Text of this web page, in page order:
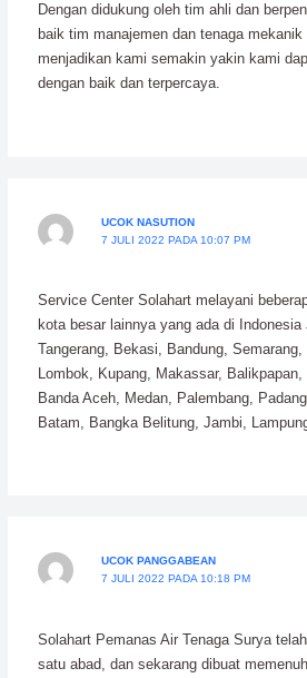
Dengan didukung oleh tim ahli dan
baik tim manajemen dan tenaga mekanik
menjadikan kami semakin yakin kami
dengan baik dan terpercaya.
UCOK NASUTION
7 JULI 2022 PADA 10:07 PM
Service Center Solahart melayani
kota besar lainnya yang ada di
Tangerang, Bekasi, Bandung,
Lombok, Kupang, Makassar,
Banda Aceh, Medan, Palembang,
Batam, Bangka Belitung, Jambi,
UCOK PANGGABEAN
7 JULI 2022 PADA 10:18 PM
Solahart Pemanas Air Tenaga Surya
satu abad, dan sekarang dibuat